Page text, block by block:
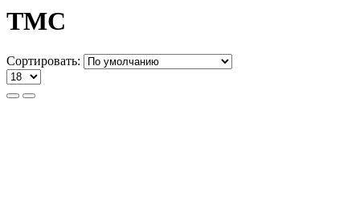
TMC
Сортировать: